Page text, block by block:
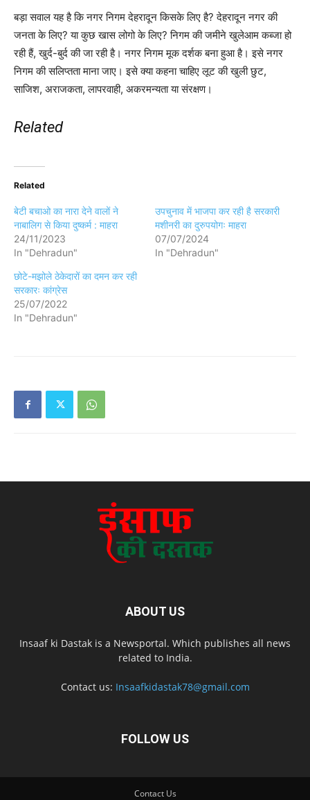
बड़ा सवाल यह है कि नगर निगम देहरादून किसके लिए है? देहरादून नगर की
जनता के लिए? या कुछ खास लोगो के लिए? निगम की जमीने खुलेआम कब्जा हो
रही हैं, खुर्द-बुर्द की जा रही है। नगर निगम मूक दर्शक बना हुआ है। इसे नगर
निगम की सलिप्तता माना जाए। इसे क्या कहना चाहिए लूट की खुली छुट,
साजिश, अराजकता, लापरवाही, अकरमन्यता या संरक्षण।
Related
Related
बेटी बचाओ का नारा देने वालों ने
नाबालिग से किया दुष्कर्म : माहरा
24/11/2023
In "Dehradun"
उपचुनाव में भाजपा कर रही है सरकारी
मशीनरी का दुरुपयोगः माहरा
07/07/2024
In "Dehradun"
छोटे-मझोले ठेकेदारों का दमन कर रही
सरकारः कांग्रेस
25/07/2022
In "Dehradun"
ABOUT US
Insaaf ki Dastak is a Newsportal. Which publishes all news
related to India.
Contact us: Insaafkidastak78@gmail.com
FOLLOW US
Contact Us